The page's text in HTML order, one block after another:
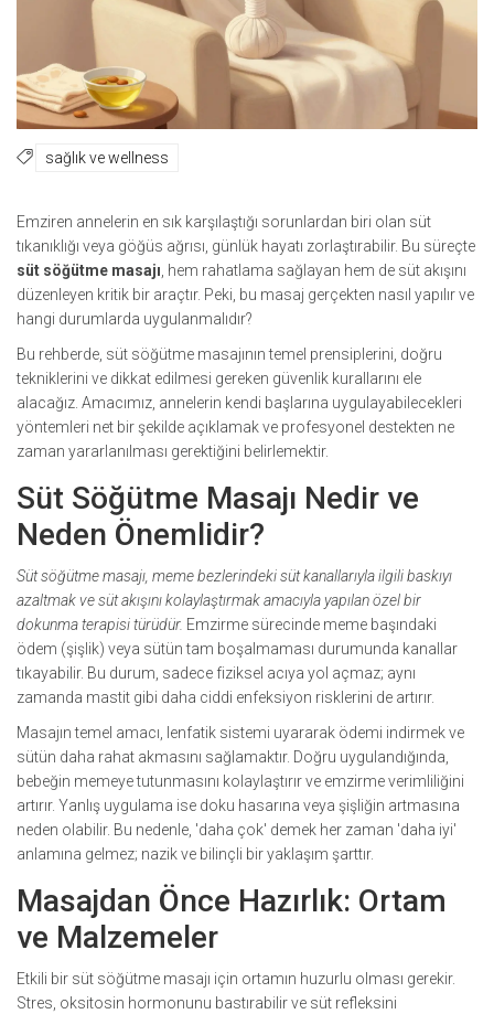
sağlık ve wellness
Emziren annelerin en sık karşılaştığı sorunlardan biri olan süt
tıkanıklığı veya göğüs ağrısı, günlük hayatı zorlaştırabilir. Bu süreçte
süt söğütme masajı , hem rahatlama sağlayan hem de süt akışını
düzenleyen kritik bir araçtır. Peki, bu masaj gerçekten nasıl yapılır ve
hangi durumlarda uygulanmalıdır?
Bu rehberde, süt söğütme masajının temel prensiplerini, doğru
tekniklerini ve dikkat edilmesi gereken güvenlik kurallarını ele
alacağız. Amacımız, annelerin kendi başlarına uygulayabilecekleri
yöntemleri net bir şekilde açıklamak ve profesyonel destekten ne
zaman yararlanılması gerektiğini belirlemektir.
Süt Söğütme Masajı Nedir ve
Neden Önemlidir?
Süt söğütme masajı, meme bezlerindeki süt kanallarıyla ilgili baskıyı
azaltmak ve süt akışını kolaylaştırmak amacıyla yapılan özel bir
dokunma terapisi türüdür. Emzirme sürecinde meme başındaki
ödem (şişlik) veya sütün tam boşalmaması durumunda kanallar
tıkayabilir. Bu durum, sadece fiziksel acıya yol açmaz; aynı
zamanda mastit gibi daha ciddi enfeksiyon risklerini de artırır.
Masajın temel amacı, lenfatik sistemi uyararak ödemi indirmek ve
sütün daha rahat akmasını sağlamaktır. Doğru uygulandığında,
bebeğin memeye tutunmasını kolaylaştırır ve emzirme verimliliğini
artırır. Yanlış uygulama ise doku hasarına veya şişliğin artmasına
neden olabilir. Bu nedenle, 'daha çok' demek her zaman 'daha iyi'
anlamına gelmez; nazik ve bilinçli bir yaklaşım şarttır.
Masajdan Önce Hazırlık: Ortam
ve Malzemeler
Etkili bir süt söğütme masajı için ortamın huzurlu olması gerekir.
Stres, oksitosin hormonunu bastırabilir ve süt refleksini